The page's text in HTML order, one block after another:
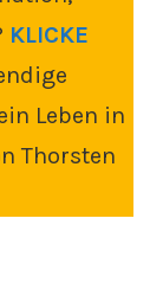
KLICKE
Leben in
Thorsten